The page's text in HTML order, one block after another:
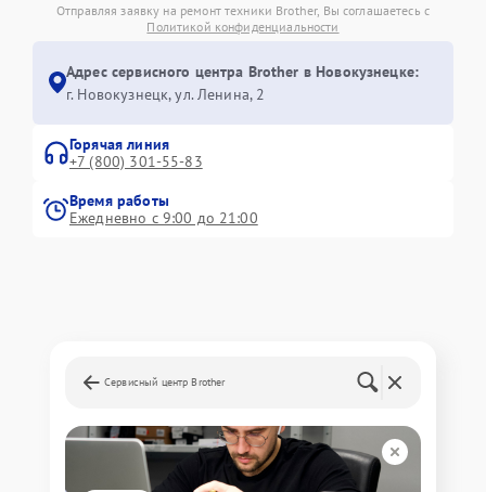
Отправляя заявку на ремонт техники Brother, Вы соглашаетесь с
Политикой конфиденциальности
Адрес сервисного центра Brother в Новокузнецке:
г. Новокузнецк, ул. Ленина, 2
Горячая линия
+7 (800) 301-55-83
Время работы
Ежедневно с 9:00 до 21:00
Сервисный центр Brother